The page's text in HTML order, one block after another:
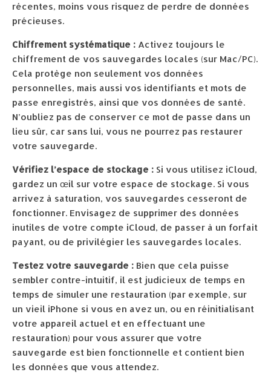
récentes, moins vous risquez de perdre de données
précieuses.
Chiffrement systématique : Activez toujours le
chiffrement de vos sauvegardes locales (sur Mac/PC).
Cela protège non seulement vos données
personnelles, mais aussi vos identifiants et mots de
passe enregistrés, ainsi que vos données de santé.
N’oubliez pas de conserver ce mot de passe dans un
lieu sûr, car sans lui, vous ne pourrez pas restaurer
votre sauvegarde.
Vérifiez l’espace de stockage : Si vous utilisez iCloud,
gardez un œil sur votre espace de stockage. Si vous
arrivez à saturation, vos sauvegardes cesseront de
fonctionner. Envisagez de supprimer des données
inutiles de votre compte iCloud, de passer à un forfait
payant, ou de privilégier les sauvegardes locales.
Testez votre sauvegarde : Bien que cela puisse
sembler contre-intuitif, il est judicieux de temps en
temps de simuler une restauration (par exemple, sur
un vieil iPhone si vous en avez un, ou en réinitialisant
votre appareil actuel et en effectuant une
restauration) pour vous assurer que votre
sauvegarde est bien fonctionnelle et contient bien
les données que vous attendez.